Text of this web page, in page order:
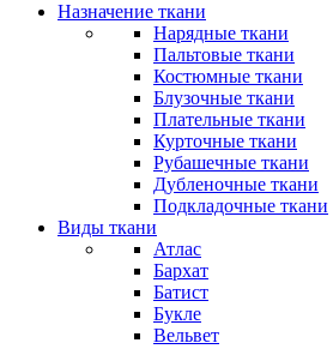
Назначение ткани
Нарядные ткани
Пальтовые ткани
Костюмные ткани
Блузочные ткани
Плательные ткани
Курточные ткани
Рубашечные ткани
Дубленочные ткани
Подкладочные ткани
Виды ткани
Атлас
Бархат
Батист
Букле
Вельвет